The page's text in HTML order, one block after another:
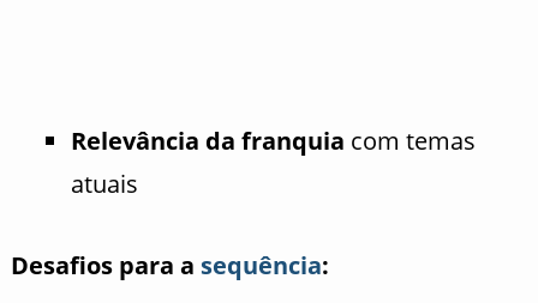
Relevância da franquia com temas
atuais
Desafios para a sequência: